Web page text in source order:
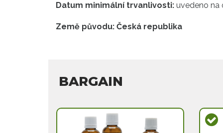
Datum minimální trvanlivosti: uvedeno na
Země původu: Česká republika
BARGAIN